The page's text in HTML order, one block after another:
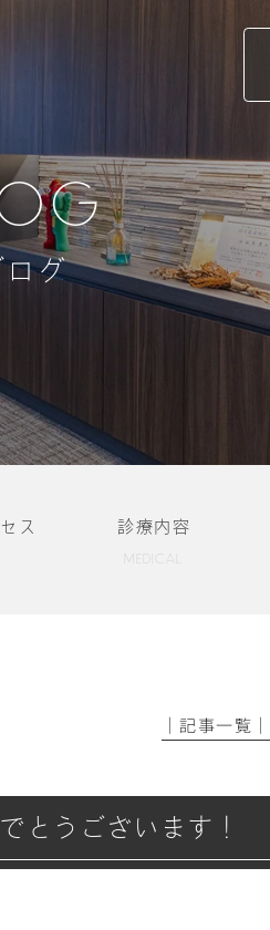
ログ
ス 診療内容
MEDICAL
│記事一覧│
とうございます！